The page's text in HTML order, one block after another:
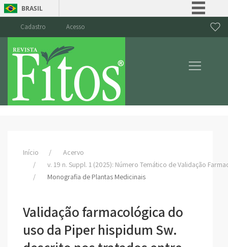
BRASIL
Canais
Cadastro Acesso
Início
Acervo
v. 19 n. Suppl. 1 (2025): Número Temático de Validação
Monografia de Plantas Medicinais
Validação farmacológica do
uso da Piper hispidum Sw.